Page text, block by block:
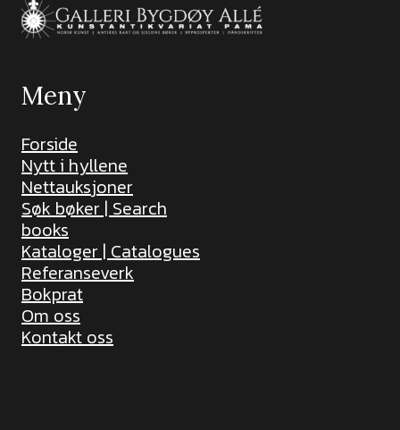
Meny
Forside
Nytt i hyllene
Nettauksjoner
Søk bøker | Search
books
Kataloger | Catalogues
Referanseverk
Bokprat
Om oss
Kontakt oss